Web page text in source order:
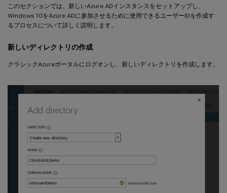
このセクションでは、新しいAzure ADインスタンスをセットアップし、
Windows 10をAzure ADに参加させるために使用できるユーザーIDを作成す
るプロセスについて詳しく説明します。
新しいディレクトリの作成
クラシックAzureポータルにログオンし、新しいディレクトリを作成します。